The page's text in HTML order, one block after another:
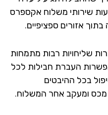
משלוח אקספרס
ספציפיים.
רבות מתמחות
העברת חבילות לכל
ההיבטים
ומעקב אחר המשלוח.